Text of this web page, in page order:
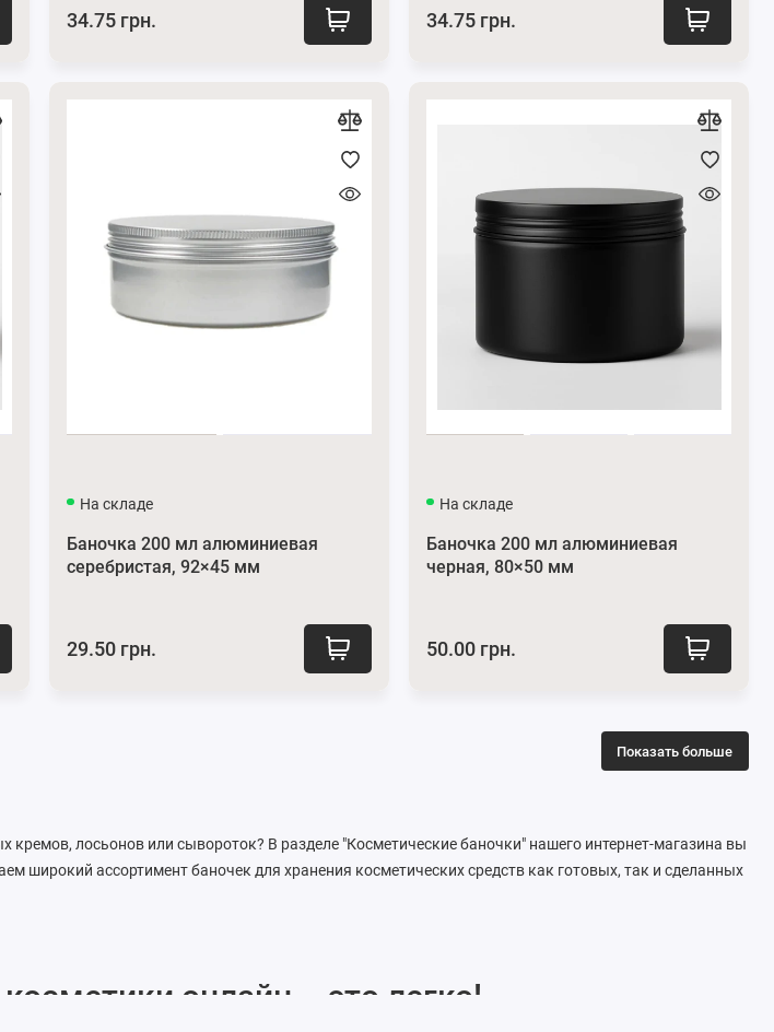
34.75 грн. 34.75 грн.
На складе
Баночка 200 мл алюминиевая
серебристая, 92×45 мм
29.50 грн.
На складе
Баночка 200 мл алюминиевая
черная, 80×50 мм
50.00 грн.
Показать больше
лосьонов или сывороток? В разделе "Косметические баночки" нашего интернет-магазина вы
широкий ассортимент баночек для хранения косметических средств как готовых, так и сделанных
онлайн – это легко!